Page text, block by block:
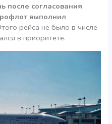
после согласования
выполнил
рейса не было в числе
в приоритете.